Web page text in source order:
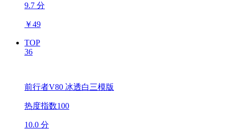
9.7 分
￥49
TOP
36
前行者V80 冰透白三模版
热度指数100
10.0 分